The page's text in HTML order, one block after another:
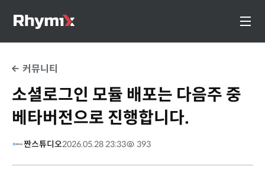
커뮤니티
소셜로그인 모듈 배포는 다음주 중
베타버전으로 진행합니다.
짠스튜디오2026.05.28 23:33 393